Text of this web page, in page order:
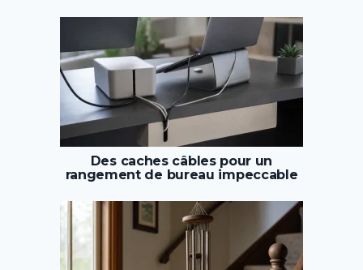
Des caches câbles pour un
rangement de bureau impeccable